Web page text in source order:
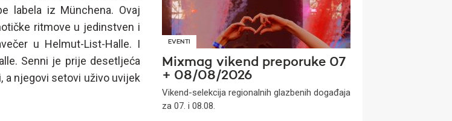
labela iz Münchena. Ovaj
ritmove u jedinstven i
u Helmut-List-Halle. I
Senni je prije desetljeća
a njegovi setovi uživo uvijek
EVENTI
Mixmag vikend preporuke 07
+ 08/08/2026
Vikend-selekcija regionalnih glazbenih događaja
za 07. i 08.08.